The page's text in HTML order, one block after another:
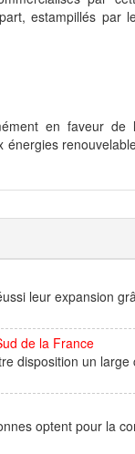
estampillés par
en faveur de
énergies
leur expansion
de la France
disposition un
optent pour la